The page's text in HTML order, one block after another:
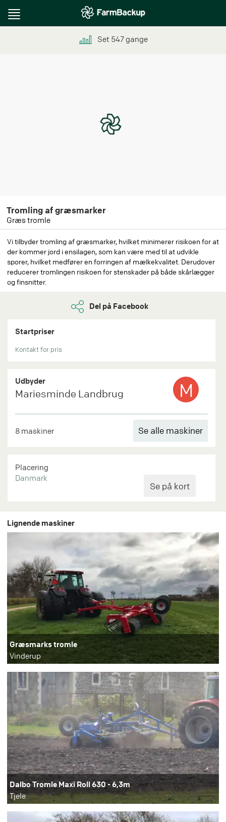
Toggle
Set 547gange
Tromling af græsmarker
Græs tromle
Vi tilbyder tromling af græsmarker, hvilket minimerer risikoen for at
der kommer jord i ensilagen, som kan være med til at udvikle
sporer, hvilket medfører en forringen af mælkekvalitet. Derudover
reducerer tromlingen risikoen for stenskader på både skårlægger
og finsnitter.
Del på Facebook
Startpriser
Kontakt for pris
Udbyder
Mariesminde Landbrug M
8 maskiner Se alle maskiner
Placering
Danmark
Lignende maskiner
Græsmarks tromle
Vinderup
Dalbo Tromle Maxi Roll 630 - 6,3m
Tjele